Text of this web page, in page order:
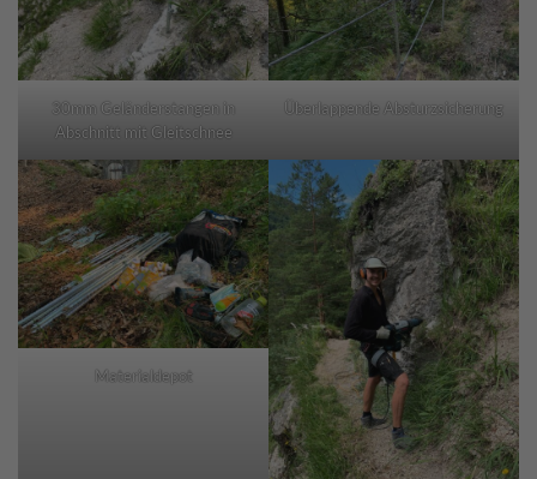
30mm Geländerstangen in
Abschnitt mit Gleitschnee
Überlappende Absturzsicherung
Materialdepot